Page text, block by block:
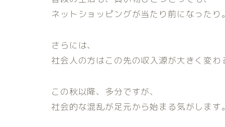
ネットショッピングが当たり前になったり。
さらには、
社会人の方はこの先の収入源が大きく変わ
この秋以降、多分ですが、
社会的な混乱が足元から始まる気がします。